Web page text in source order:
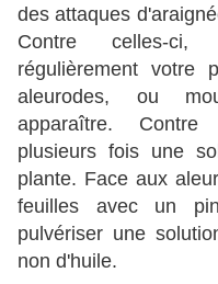
des attaques
Contre celles-ci,
régulièrement votre
aleurodes, ou
apparaître. Contre
plusieurs fois une
plante. Face aux
feuilles avec un
pulvériser une
non d'huile.